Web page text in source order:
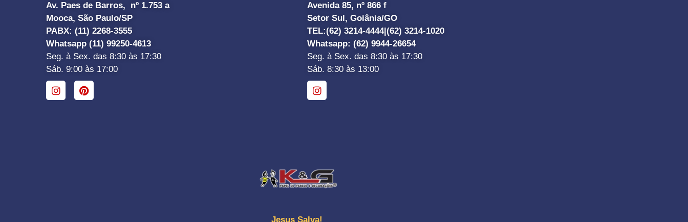
Av. Paes de Barros, nº 1.753 a
Mooca, São Paulo/SP
PABX: (11) 2268-3555
Whatsapp (11) 99250-4613
Seg. à Sex. das 8:30 às 17:30
Sáb. 9:00 às 17:00
Avenida 85, nº 866 f
Setor Sul, Goiânia/GO
TEL:(62) 3214-4444| (62) 3214-1020
Whatsapp: (62) 9944-26654
Seg. à Sex. das 8:30 às 17:30
Sáb. 8:30 às 13:00
Jesus Salva!